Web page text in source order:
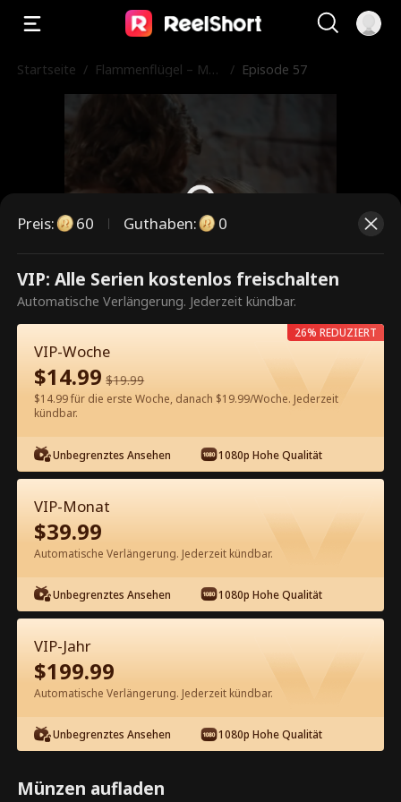
Startseite / Flammenflügel – Mei
/ Episode 57
Dies ist eine kostenpflichtige
Episode. Bitte entsperren, um
60 Jetzt entsperren
Kostenlos in der App ansehen
Episode 57 - Flammenflügel – Mein Ex
ist der Drachentöter Kompletter
Film
0-49 50-82
57 58 59 60 61
Preis: 60 Guthaben: 0
VIP: Alle Serien kostenlos freischalten
Automatische Verlängerung. Jederzeit kündbar.
VIP-Woche
$14.99 $19.99
$14.99 für die erste Woche, danach $19.99/Woche. Jederzeit
kündbar.
Unbegrenztes Ansehen 1080p Hohe Qualität
26% REDUZIERT
VIP-Monat
$39.99
Automatische Verlängerung. Jederzeit kündbar.
Unbegrenztes Ansehen 1080p Hohe Qualität
VIP-Jahr
$199.99
Automatische Verlängerung. Jederzeit kündbar.
Unbegrenztes Ansehen 1080p Hohe Qualität
Münzen aufladen